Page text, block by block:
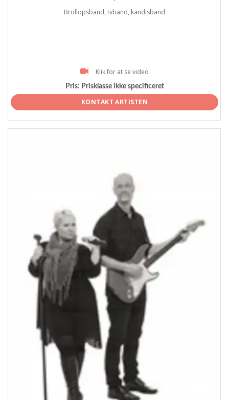
Bröllopsband, tvband, kändisband
Klik for at se video
Pris: Prisklasse ikke specificeret
KONTAKT ARTISTEN